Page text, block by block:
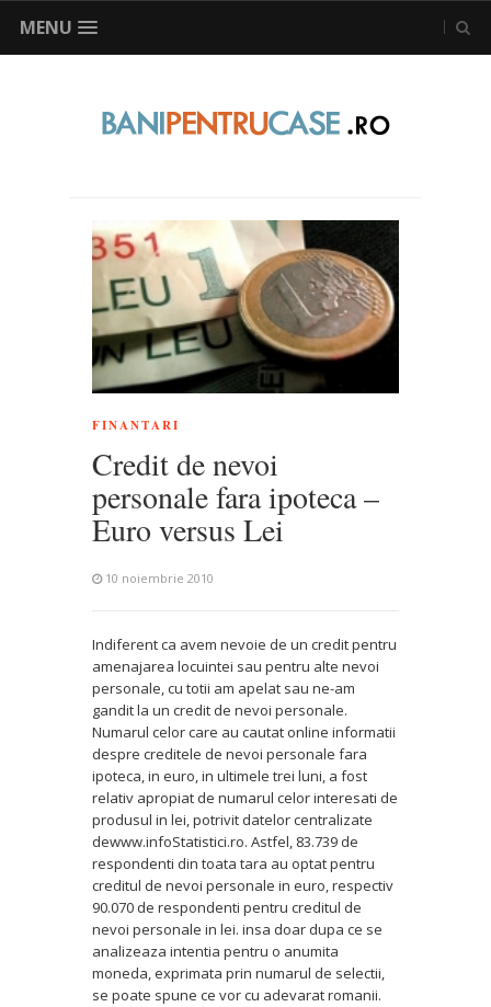
MENU
FINANTARI
Credit de nevoi
personale fara ipoteca –
Euro versus Lei
10 noiembrie 2010
Indiferent ca avem nevoie de un credit pentru
amenajarea locuintei sau pentru alte nevoi
personale, cu totii am apelat sau ne-am
gandit la un credit de nevoi personale.
Numarul celor care au cautat online informatii
despre creditele de nevoi personale fara
ipoteca, in euro, in ultimele trei luni, a fost
relativ apropiat de numarul celor interesati de
produsul in lei, potrivit datelor centralizate
dewww.infoStatistici.ro. Astfel, 83.739 de
respondenti din toata tara au optat pentru
creditul de nevoi personale in euro, respectiv
90.070 de respondenti pentru creditul de
nevoi personale in lei. insa doar dupa ce se
analizeaza intentia pentru o anumita
moneda, exprimata prin numarul de selectii,
se poate spune ce vor cu adevarat romanii.